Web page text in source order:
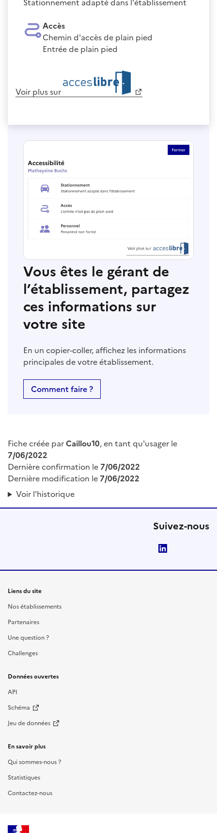
Accès
Chemin d'accès de plain pied
Entrée de plain pied
Voir plus sur
Vous êtes le gérant de
l’établissement, partagez
ces informations sur
votre site
En un copier-coller, affichez les informations
principales de votre établissement.
Comment faire ?
Fiche créée parCaillou10, en tant qu'usager le
7/06/2022
Dernière confirmation le 7/06/2022
Dernière modification le 7/06/2022
Voir l'historique
Suivez-nous
Liens du site
Nos établissements
Partenaires
Une question ?
Challenges
Données ouvertes
API
Schéma
Jeu de données
En savoir plus
Qui sommes-nous ?
Statistiques
Contactez-nous